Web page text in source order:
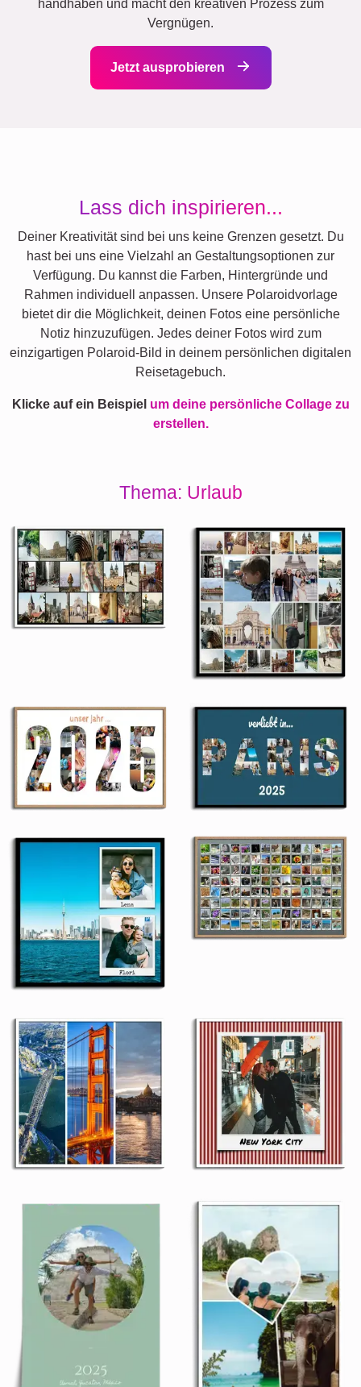
handhaben und macht den kreativen Prozess zum
Vergnügen.
Jetzt ausprobieren
Lass dich inspirieren...
Deiner Kreativität sind bei uns keine Grenzen gesetzt. Du
hast bei uns eine Vielzahl an Gestaltungsoptionen zur
Verfügung. Du kannst die Farben, Hintergründe und
Rahmen individuell anpassen. Unsere Polaroidvorlage
bietet dir die Möglichkeit, deinen Fotos eine persönliche
Notiz hinzuzufügen. Jedes deiner Fotos wird zum
einzigartigen Polaroid-Bild in deinem persönlichen digitalen
Reisetagebuch.
Klicke auf ein Beispiel um deine persönliche Collage zu
erstellen.
Thema: Urlaub